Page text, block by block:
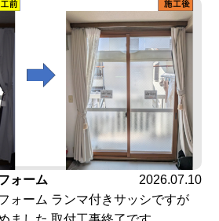
ォーム
2026.07.10
ォーム ランマ付きサッシですが